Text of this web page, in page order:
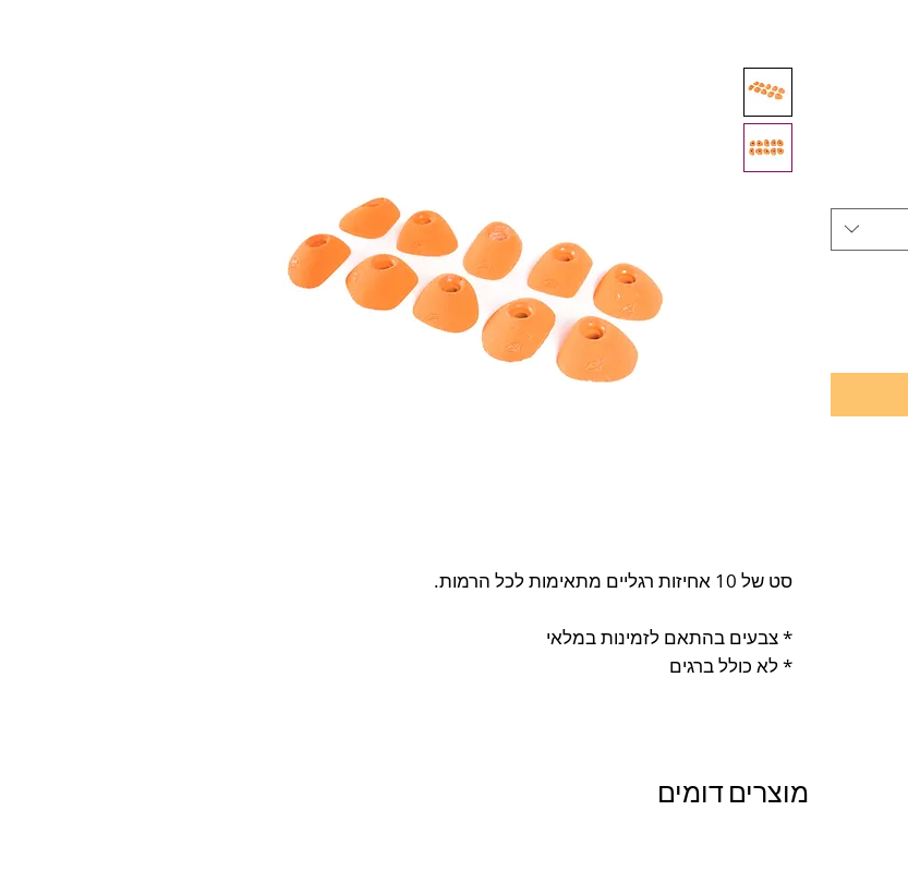
סט של 10 אחיזות רגליים מתאימות לכל הרמות.
* צבעים בהתאם לזמינות במלאי
* לא כולל ברגים
מוצרים דומים